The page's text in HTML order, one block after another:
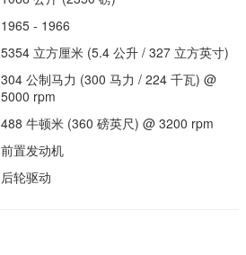
1965 - 1966
5354 立方厘米 (5.4 公升 / 327 立方英寸)
304 公制马力 (300 马力 / 224 千瓦) @
5000 rpm
488 牛顿米 (360 磅英尺) @ 3200 rpm
前置发动机
后轮驱动